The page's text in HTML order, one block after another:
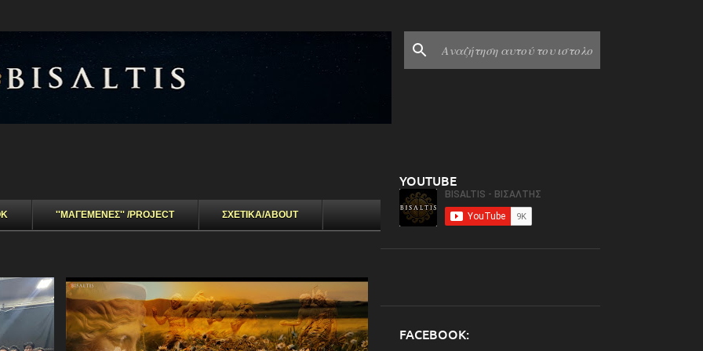
''ΜΑΓΕΜΕΝΕΣ'' /PROJECT ΣΧΕΤΙΚΑ/ABOUT
ΒΙΝΤΕΟ
YOUTUBE
FACEBOOK: